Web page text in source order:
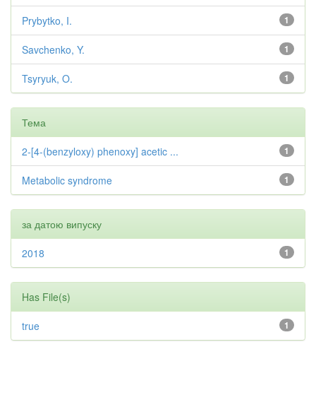
1
Prybytko, I.
1
Savchenko, Y.
1
Tsyryuk, O.
Тема
1
2-[4-(benzyloxy) phenoxy] acetic ...
1
Metabolic syndrome
за датою випуску
1
2018
Has File(s)
1
true